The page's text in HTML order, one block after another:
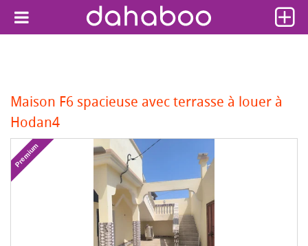
Maison F6 spacieuse avec terrasse à louer à
Hodan4
Premium